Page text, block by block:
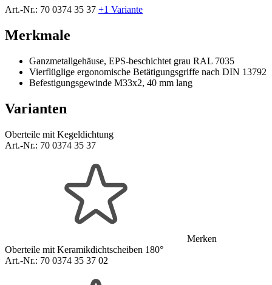
Art.-Nr.: 70 0374 35 37 +1 Variante
Merkmale
Ganzmetallgehäuse, EPS-beschichtet grau RAL 7035
Vierflüglige ergonomische Betätigungsgriffe nach DIN 13792
Befestigungsgewinde M33x2, 40 mm lang
Varianten
Oberteile mit Kegeldichtung
Art.-Nr.: 70 0374 35 37
Merken
Oberteile mit Keramikdichtscheiben 180°
Art.-Nr.: 70 0374 35 37 02